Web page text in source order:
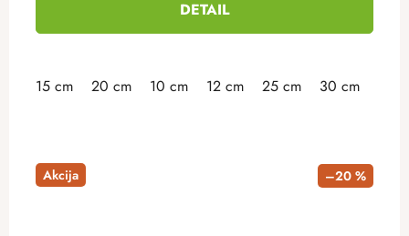
DETAIL
15 cm 20 cm 10 cm 12 cm 25 cm 30 cm
Akcija –20 %